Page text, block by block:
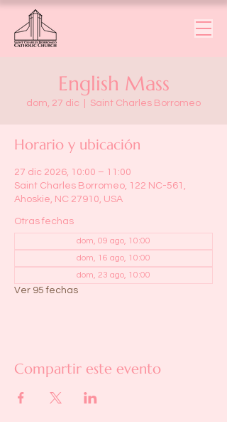
English Mass
dom, 27 dic Saint Charles Borromeo
Horario y ubicación
27 dic 2026, 10:00 – 11:00
Saint Charles Borromeo, 122 NC-561,
Ahoskie, NC 27910, USA
Otras fechas
dom, 09 ago, 10:00
dom, 16 ago, 10:00
dom, 23 ago, 10:00
Ver 95 fechas
Compartir este evento